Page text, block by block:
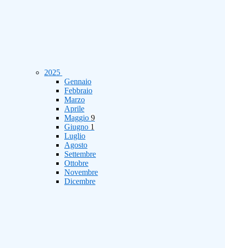
2025
Gennaio
Febbraio
Marzo
Aprile
Maggio 9
Giugno 1
Luglio
Agosto
Settembre
Ottobre
Novembre
Dicembre